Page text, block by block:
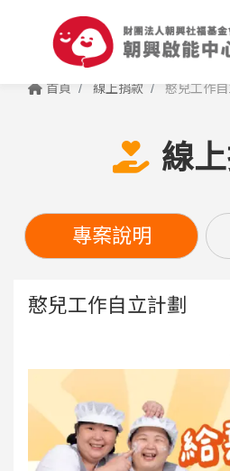
首頁 線上捐款 憨兒工作
線
專案說明
憨兒工作自立計劃